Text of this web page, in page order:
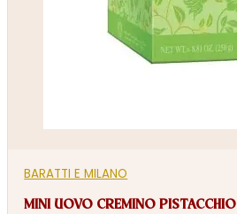
BARATTI E MILANO
MINI UOVO CREMINO PISTACCHIO